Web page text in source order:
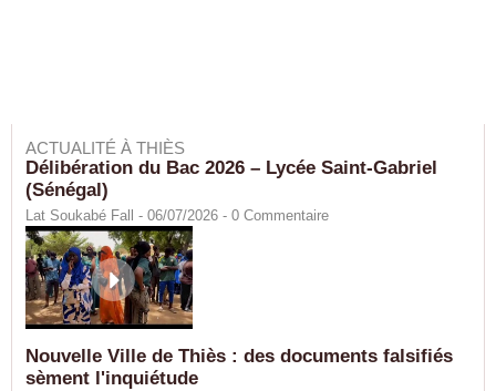
ACTUALITÉ À THIÈS
Délibération du Bac 2026 – Lycée Saint-Gabriel
(Sénégal)
Lat Soukabé Fall - 06/07/2026 - 0 Commentaire
Nouvelle Ville de Thiès : des documents falsifiés
sèment l'inquiétude